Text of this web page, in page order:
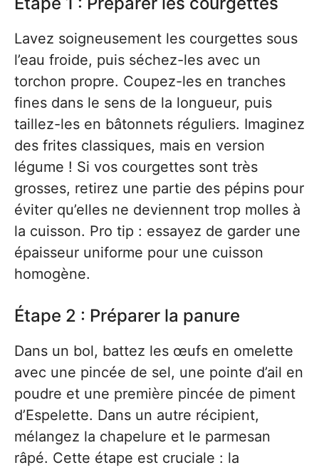
Lavez soigneusement les courgettes sous
l’eau froide, puis séchez-les avec un
torchon propre. Coupez-les en tranches
fines dans le sens de la longueur, puis
taillez-les en bâtonnets réguliers. Imaginez
des frites classiques, mais en version
légume ! Si vos courgettes sont très
grosses, retirez une partie des pépins pour
éviter qu’elles ne deviennent trop molles à
la cuisson. Pro tip : essayez de garder une
épaisseur uniforme pour une cuisson
homogène.
Étape 2 : Préparer la panure
Dans un bol, battez les œufs en omelette
avec une pincée de sel, une pointe d’ail en
poudre et une première pincée de piment
d’Espelette. Dans un autre récipient,
mélangez la chapelure et le parmesan
râpé. Cette étape est cruciale : la